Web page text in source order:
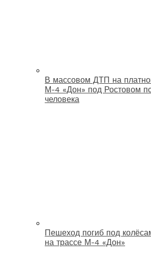
В массовом ДТП на
М-4 «Дон» под Ростовом
человека
Пешеход погиб под
на трассе М-4 «Дон»